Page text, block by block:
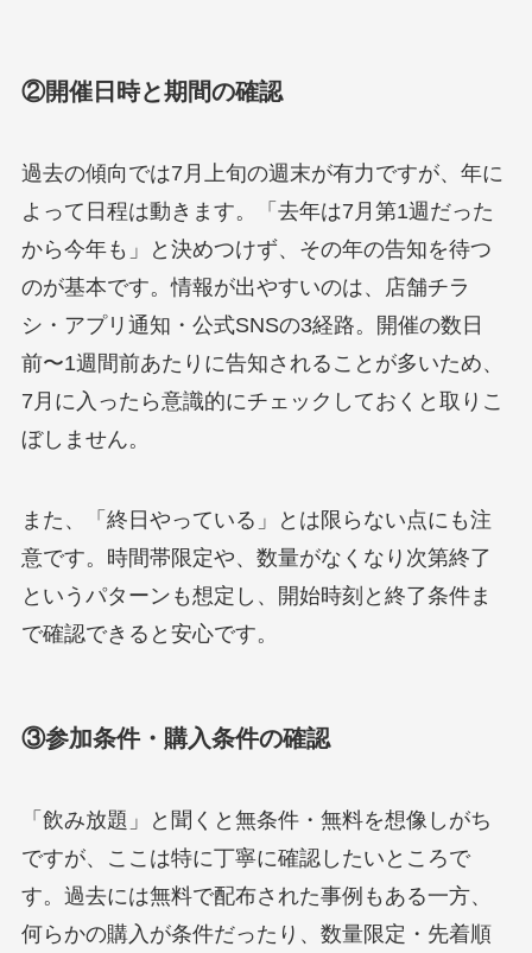
②開催日時と期間の確認
過去の傾向では7月上旬の週末が有力ですが、年に
よって日程は動きます。「去年は7月第1週だった
から今年も」と決めつけず、その年の告知を待つ
のが基本です。情報が出やすいのは、店舗チラ
シ・アプリ通知・公式SNSの3経路。開催の数日
前〜1週間前あたりに告知されることが多いため、
7月に入ったら意識的にチェックしておくと取りこ
ぼしません。
また、「終日やっている」とは限らない点にも注
意です。時間帯限定や、数量がなくなり次第終了
というパターンも想定し、開始時刻と終了条件ま
で確認できると安心です。
③参加条件・購入条件の確認
「飲み放題」と聞くと無条件・無料を想像しがち
ですが、ここは特に丁寧に確認したいところで
す。過去には無料で配布された事例もある一方、
何らかの購入が条件だったり、数量限定・先着順